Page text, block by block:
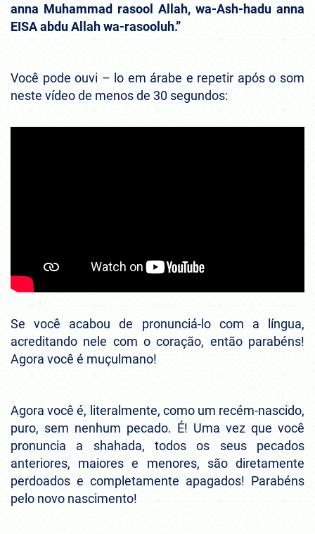
anna Muhammad rasool Allah, wa-Ash-hadu anna
EISA abdu Allah wa-rasooluh.”
Você pode ouvi – lo em árabe e repetir após o som
neste vídeo de menos de 30 segundos:
Se você acabou de pronunciá-lo com a língua,
acreditando nele com o coração, então parabéns!
Agora você é muçulmano!
Agora você é, literalmente, como um recém-nascido,
puro, sem nenhum pecado. É! Uma vez que você
pronuncia a shahada, todos os seus pecados
anteriores, maiores e menores, são diretamente
perdoados e completamente apagados! Parabéns
pelo novo nascimento!